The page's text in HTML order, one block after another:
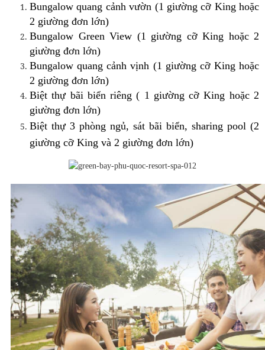
Bungalow quang cảnh vườn (1 giường cỡ King hoặc
2 giường đơn lớn)
Bungalow Green View (1 giường cỡ King hoặc 2
giường đơn lớn)
Bungalow quang cảnh vịnh (1 giường cỡ King hoặc
2 giường đơn lớn)
Biệt thự bãi biển riêng ( 1 giường cỡ King hoặc 2
giường đơn lớn)
Biệt thự 3 phòng ngủ, sát bãi biển, sharing pool (2
giường cỡ King và 2 giường đơn lớn)